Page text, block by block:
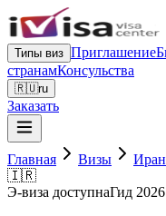
Типы виз Приглашение
странамКонсульства
🇷🇺ru
Заказать
Главная Визы Иран
🇮🇷
Э-виза доступнаГид 2026